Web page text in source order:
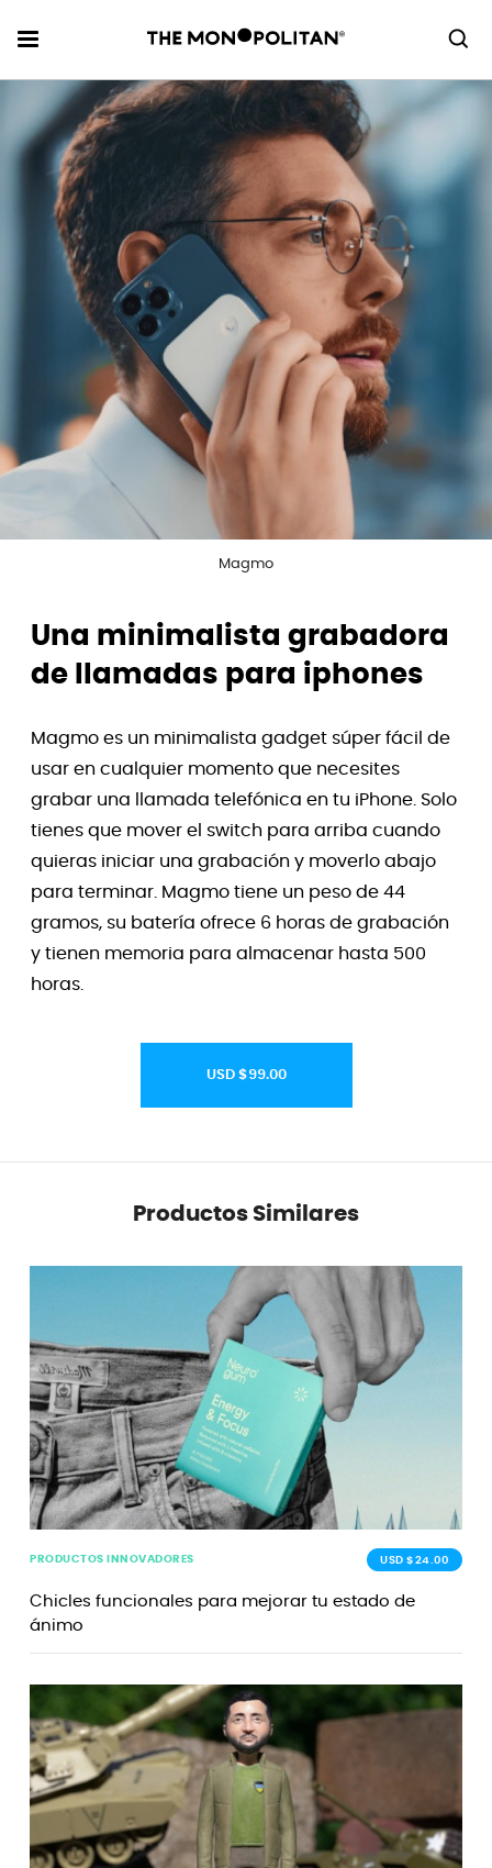
Magmo
Una minimalista grabadora
de llamadas para iphones
Magmo es un minimalista gadget súper fácil de
usar en cualquier momento que necesites
grabar una llamada telefónica en tu iPhone. Solo
tienes que mover el switch para arriba cuando
quieras iniciar una grabación y moverlo abajo
para terminar. Magmo tiene un peso de 44
gramos, su batería ofrece 6 horas de grabación
y tienen memoria para almacenar hasta 500
horas.
USD $99.00
Productos Similares
PRODUCTOS INNOVADORES USD $24.00
Chicles funcionales para mejorar tu estado de
ánimo